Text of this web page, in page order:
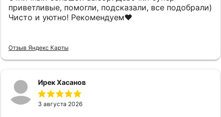
приветливые, помогли, подсказали, все подобрали)
Чисто и уютно! Рекомендуем❤️
Отзыв Яндекс Карты
Ирек Хасанов
3 августа 2026